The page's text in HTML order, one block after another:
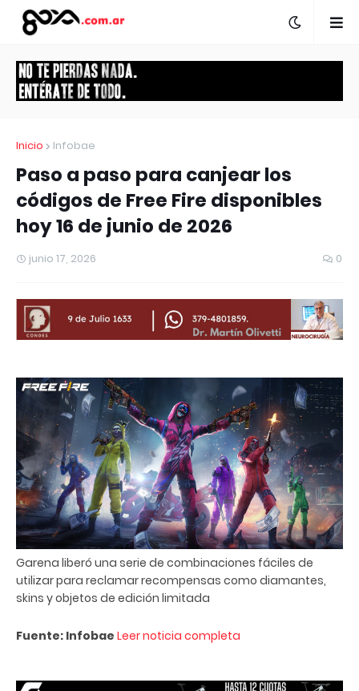
Inicio Infobae
Paso a paso para canjear los
códigos de Free Fire disponibles
hoy 16 de junio de 2026
junio 17, 2026 0
Garena liberó una serie de combinaciones fáciles de
utilizar para reclamar recompensas como diamantes,
skins y objetos de edición limitada
Fuente: Infobae Leer noticia completa